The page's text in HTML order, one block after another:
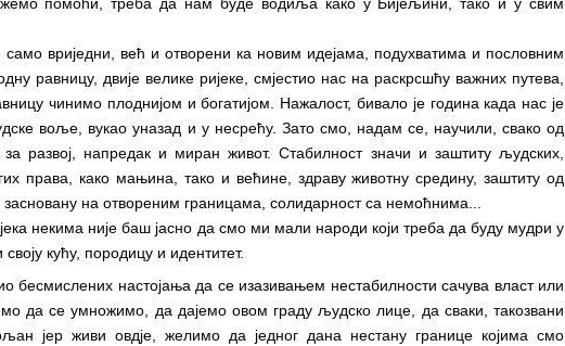
вриједни, већ и отворени ка новим идејама, подухватима и пословним
равницу, двије велике ријеке, смјестио нас на раскрсшћу важних путева,
чинимо плоднијом и богатијом. Нажалост, бивало је година када нас је
воље, вукао уназад и у несрећу. Зато смо, надам се, научили, свако од
развој, напредак и миран живот. Стабилност значи и заштиту људских,
права, како мањина, тако и већине, здраву животну средину, заштиту од
на отвореним границама, солидарност са немоћнима...
некима није баш јасно да смо ми мали народи који треба да буду мудри у
кућу, породицу и идентитет.
бесмислених настојања да се изазивањем нестабилности сачува власт или
да се умножимо, да дајемо овом граду људско лице, да сваки, такозвани
јер живи овдје, желимо да једног дана нестану границе којима смо